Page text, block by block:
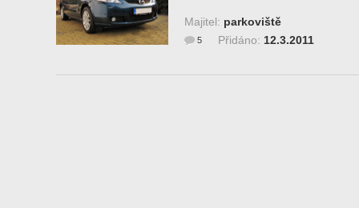
Majitel: parkoviště
Přidáno: 12.3.2011
5